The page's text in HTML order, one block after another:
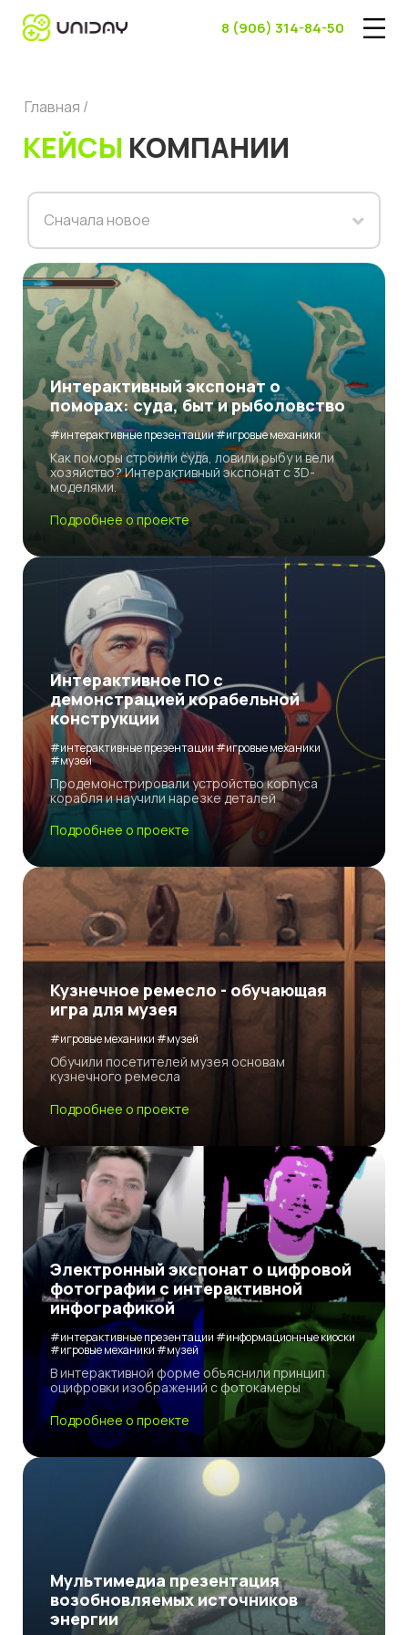
8 (906) 314-84-50
Главная /
КЕЙСЫ КОМПАНИИ
Сначала новое
Интерактивный экспонат о
поморах: суда, быт и рыболовство
#интерактивные презентации #игровые механики
Как поморы строили суда, ловили рыбу и вели
хозяйство? Интерактивный экспонат с 3D-
моделями.
Подробнее о проекте
Интерактивное ПО с
демонстрацией корабельной
конструкции
#интерактивные презентации #игровые механики
#музей
Продемонстрировали устройство корпуса
корабля и научили нарезке деталей
Подробнее о проекте
Кузнечное ремесло - обучающая
игра для музея
#игровые механики #музей
Обучили посетителей музея основам
кузнечного ремесла
Подробнее о проекте
Электронный экспонат о цифровой
фотографии с интерактивной
инфографикой
#интерактивные презентации #информационные киоски
#игровые механики #музей
В интерактивной форме объяснили принцип
оцифровки изображений с фотокамеры
Подробнее о проекте
Мультимедиа презентация
возобновляемых источников
энергии